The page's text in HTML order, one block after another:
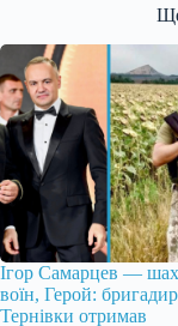
Ігор Самарцев —
воїн, Герой: бригадир
Тернівки отримав